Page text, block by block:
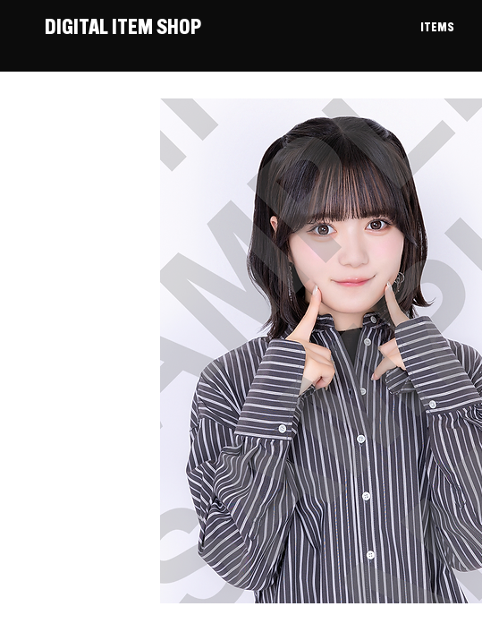
DIGITAL ITEM SHOP ITEMS